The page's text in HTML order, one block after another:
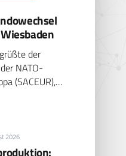
der
NATO-
(SACEUR),…
2026